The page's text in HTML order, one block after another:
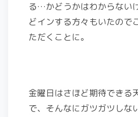
る…かどうかはわからない
どインする方々もいたので
ただくことに。
金曜日はさほど期待できる
で、そんなにガツガツしな